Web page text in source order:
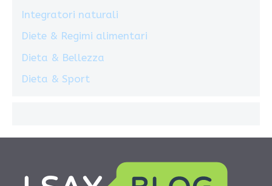
Integratori naturali
Diete & Regimi alimentari
Dieta & Bellezza
Dieta & Sport